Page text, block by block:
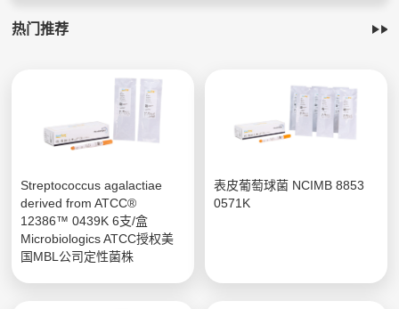
热门推荐
Streptococcus agalactiae
derived from ATCC®
12386™ 0439K 6支/盒
Microbiologics ATCC授权美
国MBL公司定性菌株
表皮葡萄球菌 NCIMB 8853
0571K